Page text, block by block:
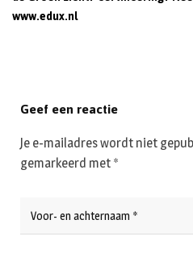
www.edux.nl
Geef een reactie
Je e-mailadres wordt niet
gemarkeerd met *